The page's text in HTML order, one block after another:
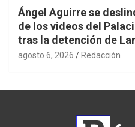
Ángel Aguirre se
de los videos del
tras la detención de
agosto 6, 2026 Redacción